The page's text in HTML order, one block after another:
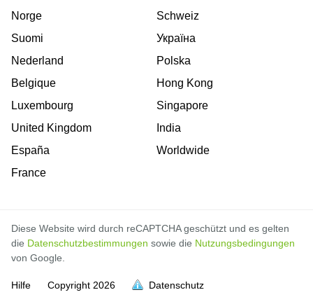
voll
voll
voll
voll
voll
voll
voll
voll
voll
voll
Norge
Suomi
Nederland
Belgique
Luxembourg
United Kingdom
España
France
Schweiz
Україна
Polska
Hong Kong
Singapore
India
Worldwide
Diese Website wird durch reCAPTCHA geschützt und es gelten
die Datenschutzbestimmungen sowie die Nutzungsbedingungen
von Google.
Hilfe Copyright 2026 Datenschutz